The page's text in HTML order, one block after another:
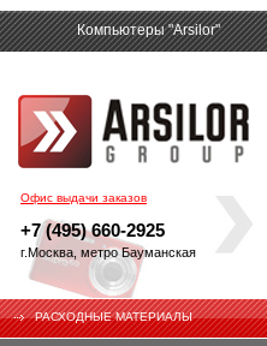
Офис выдачи заказов
+7 (495) 660-2925
г.Москва, метро Бауманская
Компьютеры "Arsilor"
РАСХОДНЫЕ МАТЕРИАЛЫ